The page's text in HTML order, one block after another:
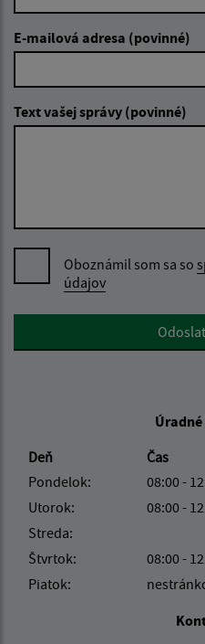
E-mailová adresa (povinné)
Text vašej správy (povinné)
Oboznámil som sa so
údajov
Google reCaptcha Response
Deň
Čas
Pondelok:
08:00 -
Utorok:
08:00 -
Streda:
Štvrtok:
08:00 -
Piatok: